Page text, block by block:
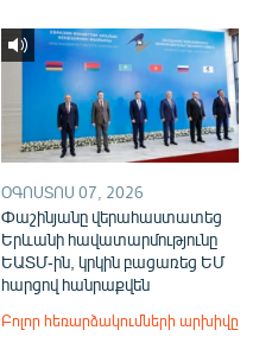
ՕԳՈՍՏՈՍ 07, 2026
Փաշինյանը վերահաստատեց
Երևանի հավատարմությունը
ԵԱՏՄ-ին, կրկին բացառեց ԵՄ
հարցով հանրաքվեն
Բոլոր հեռարձակումների արխիվը